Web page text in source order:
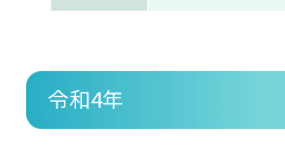
令和4年